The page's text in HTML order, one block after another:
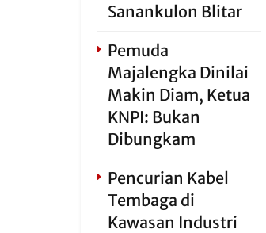
Sanankulon Blitar
Pemuda
Majalengka Dinilai
Makin Diam, Ketua
KNPI: Bukan
Dibungkam
Pencurian Kabel
Tembaga di
Kawasan Industri